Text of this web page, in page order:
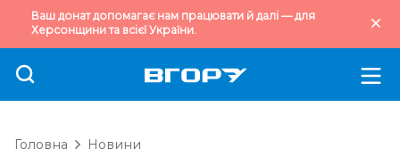
Ваш донат допомагає нам працювати й далі — для
Херсонщини та всієї України.
Головна Новини